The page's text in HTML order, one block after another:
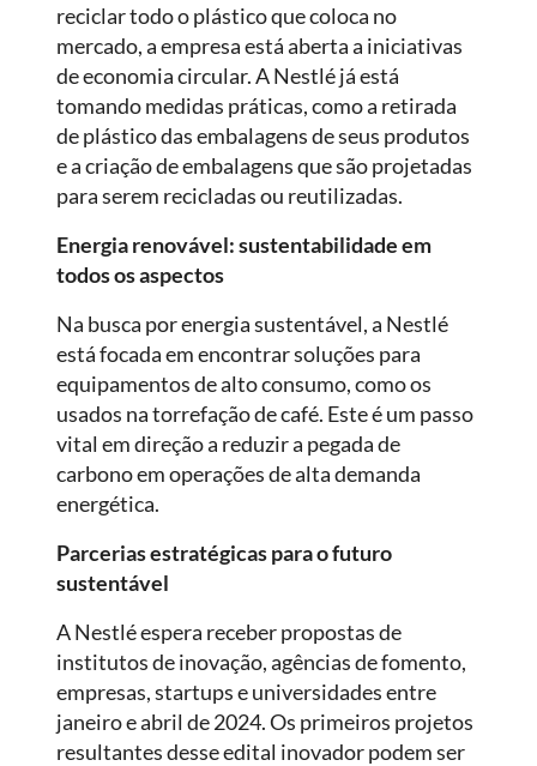
reciclar todo o plástico que coloca no
mercado, a empresa está aberta a iniciativas
de economia circular. A Nestlé já está
tomando medidas práticas, como a retirada
de plástico das embalagens de seus produtos
e a criação de embalagens que são projetadas
para serem recicladas ou reutilizadas.
Energia renovável: sustentabilidade em
todos os aspectos
Na busca por energia sustentável, a Nestlé
está focada em encontrar soluções para
equipamentos de alto consumo, como os
usados na torrefação de café. Este é um passo
vital em direção a reduzir a pegada de
carbono em operações de alta demanda
energética.
Parcerias estratégicas para o futuro
sustentável
A Nestlé espera receber propostas de
institutos de inovação, agências de fomento,
empresas, startups e universidades entre
janeiro e abril de 2024. Os primeiros projetos
resultantes desse edital inovador podem ser